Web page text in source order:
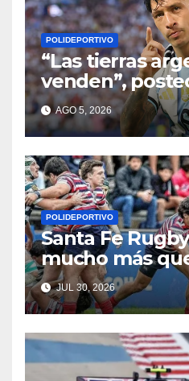
POLIDEPORTIVO
“Las tierras
venden”,
Martínez
AGO 5, 2026
POLIDEPORTIVO
Santa Fe
mucho más
en Córdoba
JUL 30, 2026